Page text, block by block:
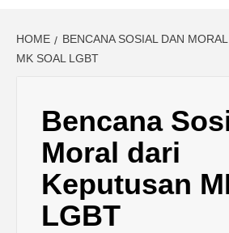
HOME
BENCANA SOSIAL DAN
MK SOAL LGBT
Bencana
Moral dari
Keputusan
LGBT